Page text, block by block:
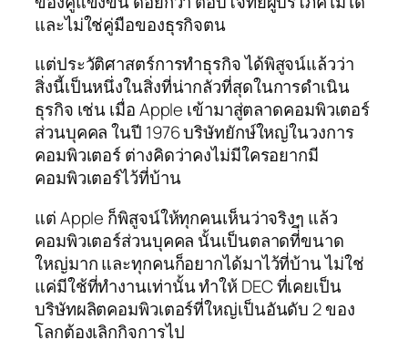
และไม่ใช่คู่มือของธุรกิจตน
แต่ประวัติศาสตร์การทำธุรกิจ ได้พิสูจน์แล้วว่า
สิ่งนี้เป็นหนึ่งในสิ่งที่น่ากลัวที่สุดในการดำเนิน
ธุรกิจ เช่น เมื่อ Apple เข้ามาสู่ตลาดคอมพิวเตอร์
ส่วนบุคคล ในปี 1976 บริษัทยักษ์ใหญ่ในวงการ
คอมพิวเตอร์ ต่างคิดว่าคงไม่มีใครอยากมี
คอมพิวเตอร์ไว้ที่บ้าน
แต่ Apple ก็พิสูจน์ให้ทุกคนเห็นว่าจริงๆ แล้ว
คอมพิวเตอร์ส่วนบุคคล นั้นเป็นตลาดที่ีขนาด
ใหญ่มาก และทุกคนก็อยากได้มาไว้ที่บ้าน ไม่ใช่
แค่มีใช้ที่ทำงานเท่านั้น ทำให้ DEC ที่เคยเป็น
บริษัทผลิตคอมพิวเตอร์ที่ใหญ่เป็นอันดับ 2 ของ
โลกต้องเลิกกิจการไป